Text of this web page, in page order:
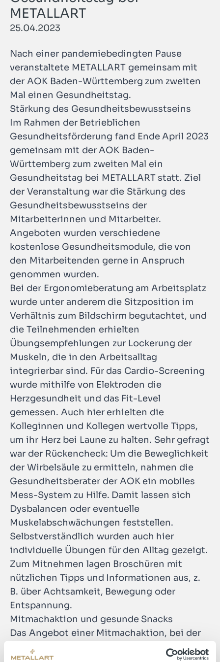
METALLART
25.04.2023
Nach einer pandemiebedingten Pause
veranstaltete METALLART gemeinsam mit
der AOK Baden-Württemberg zum zweiten
Mal einen Gesundheitstag.
Stärkung des Gesundheitsbewusstseins
Im Rahmen der Betrieblichen
Gesundheitsförderung fand Ende April 2023
gemeinsam mit der AOK Baden-
Württemberg zum zweiten Mal ein
Gesundheitstag bei METALLART statt. Ziel
der Veranstaltung war die Stärkung des
Gesundheitsbewusstseins der
Mitarbeiterinnen und Mitarbeiter.
Angeboten wurden verschiedene
kostenlose Gesundheitsmodule, die von
den Mitarbeitenden gerne in Anspruch
genommen wurden.
Bei der Ergonomieberatung am Arbeitsplatz
wurde unter anderem die Sitzposition im
Verhältnis zum Bildschirm begutachtet, und
die Teilnehmenden erhielten
Übungsempfehlungen zur Lockerung der
Muskeln, die in den Arbeitsalltag
integrierbar sind. Für das Cardio-Screening
wurde mithilfe von Elektroden die
Herzgesundheit und das Fit-Level
gemessen. Auch hier erhielten die
Kolleginnen und Kollegen wertvolle Tipps,
um ihr Herz bei Laune zu halten. Sehr gefragt
war der Rückencheck: Um die Beweglichkeit
der Wirbelsäule zu ermitteln, nahmen die
Gesundheitsberater der AOK ein mobiles
Mess-System zu Hilfe. Damit lassen sich
Dysbalancen oder eventuelle
Muskelabschwächungen feststellen.
Selbstverständlich wurden auch hier
individuelle Übungen für den Alltag gezeigt.
Zum Mitnehmen lagen Broschüren mit
nützlichen Tipps und Informationen aus, z.
B. über Achtsamkeit, Bewegung oder
Entspannung.
Mitmachaktion und gesunde Snacks
Das Angebot einer Mitmachaktion, bei der
gymnastische Übungen und progressive